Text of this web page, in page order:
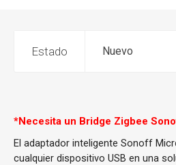
Estado Nuevo
*Necesita un Bridge Zigbee
El adaptador inteligente Sonoff
cualquier dispositivo USB en una